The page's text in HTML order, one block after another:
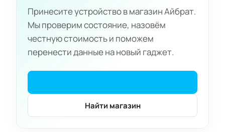
Принесите устройство в магазин Айбрат.
Мы проверим состояние, назовём
честную стоимость и поможем
перенести данные на новый гаджет.
Найти магазин